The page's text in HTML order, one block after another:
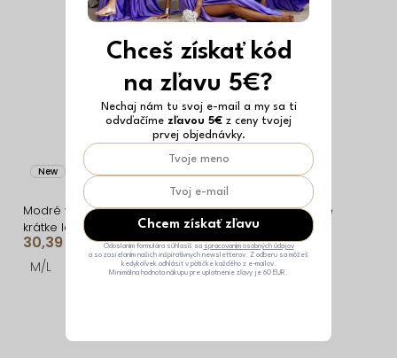
New
Modré vypasované
krátke letné mini šaty
ORSELLE
30,39 €
M/L
Tmavomodré vzdušné
letné šaty NERISSA s
opaskom
25,89 €
ONESIZE
Chceš získať kód
na zľavu 5€?
Nechaj nám tu svoj e-mail a my sa ti
odvďačíme zľavou 5€ z ceny tvojej
prvej objednávky.
Chcem získať zľavu
Odoslaním formulára súhlasíš sa spracovaním osobných údajov
a so zasielaním našich inšpiratívnych newsletterov. Z odberu sa môžeš
kedykoľvek odhlásiť v pätičke každého z e-mailov.
Minimálna hodnota nákupu pre uplatnenie zľavy je 60 EUR.